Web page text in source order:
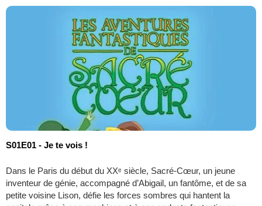
S01E01 - Je te vois !
Dans le Paris du début du XXᵉ siècle, Sacré-Cœur, un jeune
inventeur de génie, accompagné d’Abigail, un fantôme, et de sa
petite voisine Lison, défie les forces sombres qui hantent la